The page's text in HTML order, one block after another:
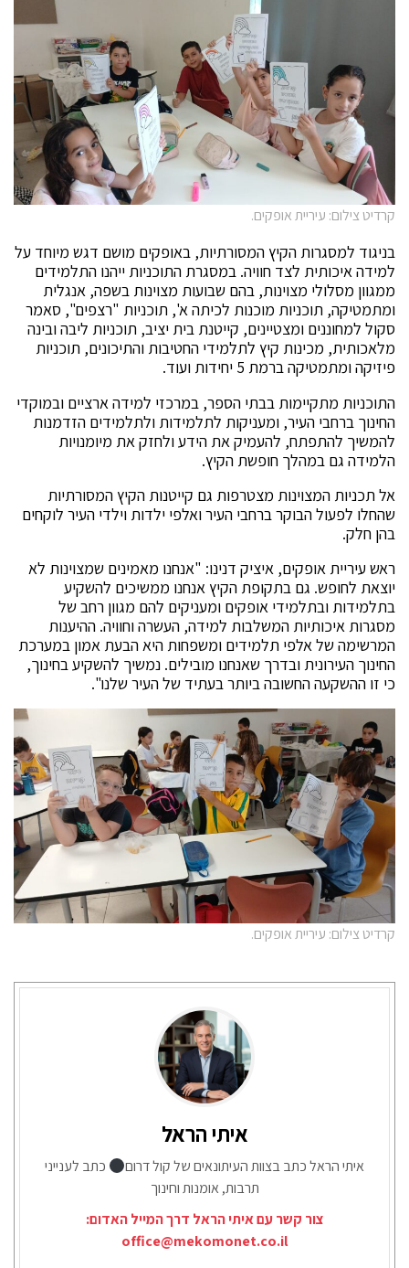
קרדיט צילום: עיריית אופקים.
בניגוד למסגרות הקיץ המסורתיות, באופקים מושם דגש מיוחד על
למידה איכותית לצד חוויה. במסגרת התוכניות ייהנו התלמידים
ממגוון מסלולי מצוינות, בהם שבועות מצוינות בשפה, אנגלית
ומתמטיקה, תוכניות מוכנות לכיתה א', תוכניות "רצפים", סאמר
סקול למחוננים ומצטיינים, קייטנת בית יציב, תוכניות ליבה ובינה
מלאכותית, מכינות קיץ לתלמידי החטיבות והתיכונים, תוכניות
פיזיקה ומתמטיקה ברמת 5 יחידות ועוד.
התוכניות מתקיימות בבתי הספר, במרכזי למידה ארציים ובמוקדי
החינוך ברחבי העיר, ומעניקות לתלמידות ולתלמידים הזדמנות
להמשיך להתפתח, להעמיק את הידע ולחזק את מיומנויות
הלמידה גם במהלך חופשת הקיץ.
אל תכניות המצוינות מצטרפות גם קייטנות הקיץ המסורתיות
שהחלו לפעול הבוקר ברחבי העיר ואלפי ילדות וילדי העיר לוקחים
בהן חלק.
ראש עיריית אופקים, איציק דנינו: "אנחנו מאמינים שמצוינות לא
יוצאת לחופש. גם בתקופת הקיץ אנחנו ממשיכים להשקיע
בתלמידות ובתלמידי אופקים ומעניקים להם מגוון רחב של
מסגרות איכותיות המשלבות למידה, העשרה וחוויה. ההיענות
המרשימה של אלפי תלמידים ומשפחות היא הבעת אמון במערכת
החינוך העירונית ובדרך שאנחנו מובילים. נמשיך להשקיע בחינוך,
כי זו ההשקעה החשובה ביותר בעתיד של העיר שלנו".
קרדיט צילום: עיריית אופקים.
איתי הראל
איתי הראל כתב בצוות העיתונאים של קול דרום
כתב לענייני
תרבות, אומנות וחינוך
צור קשר עם איתי הראל דרך המייל האדום:
office@mekomonet.co.il